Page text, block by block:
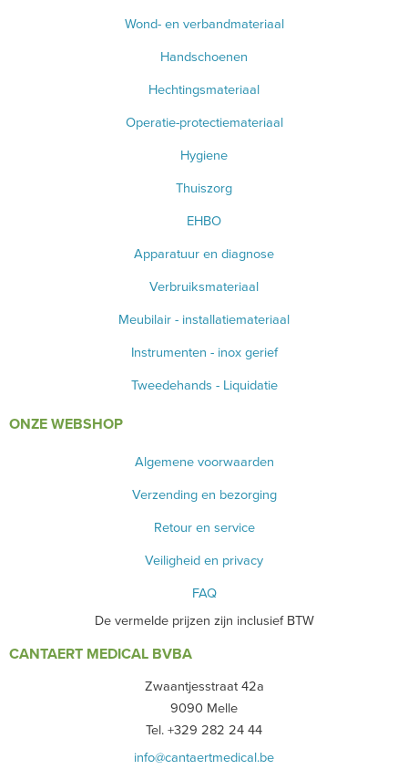
Wond- en verbandmateriaal
Handschoenen
Hechtingsmateriaal
Operatie-protectiemateriaal
Hygiene
Thuiszorg
EHBO
Apparatuur en diagnose
Verbruiksmateriaal
Meubilair - installatiemateriaal
Instrumenten - inox gerief
Tweedehands - Liquidatie
ONZE WEBSHOP
Algemene voorwaarden
Verzending en bezorging
Retour en service
Veiligheid en privacy
FAQ
De vermelde prijzen zijn inclusief BTW
CANTAERT MEDICAL BVBA
Zwaantjesstraat 42a
9090 Melle
Tel. +329 282 24 44
info@cantaertmedical.be